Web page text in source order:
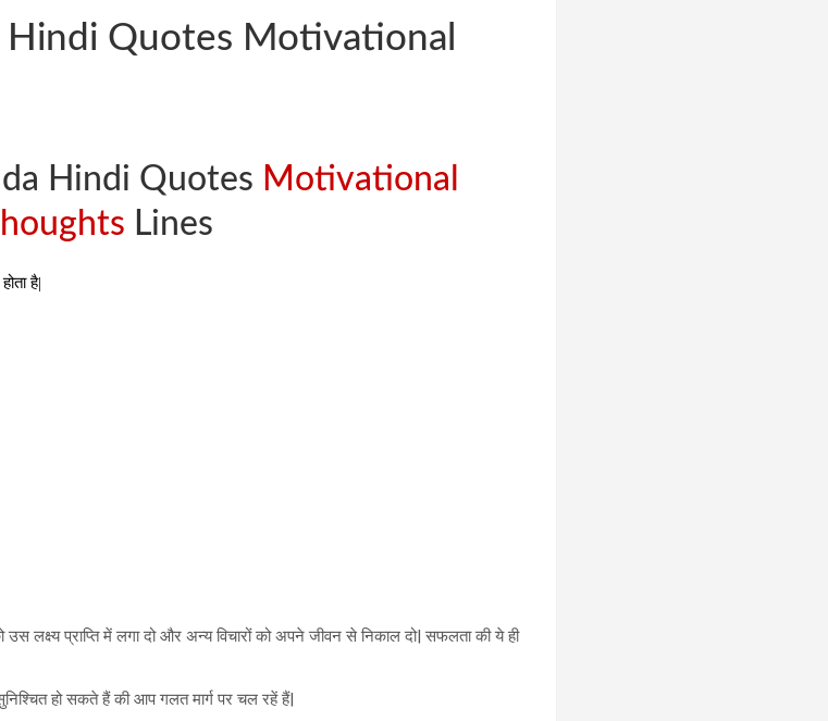
Hindi Quotes Motivational
Hindi Quotes Motivational
Lines
है|
उस लक्ष्य प्राप्ति में लगा दो और अन्य विचारों को अपने जीवन से निकाल दो| सफलता की ये ही
हो सकते हैं की आप गलत मार्ग पर चल रहें हैं|